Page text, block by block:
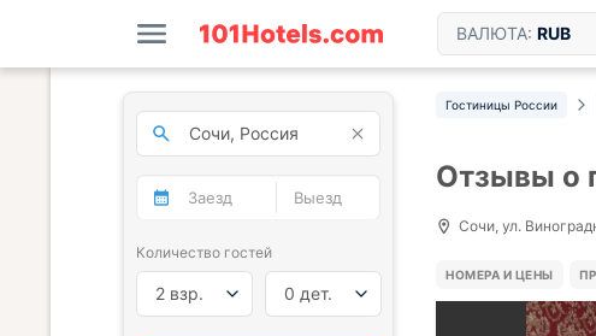
ВАЛЮТА: RUB
Гостиницы России
Отзывы о
Сочи, ул.
НОМЕРА И ЦЕНЫ
Количество гостей
2 взр. 0 дет.